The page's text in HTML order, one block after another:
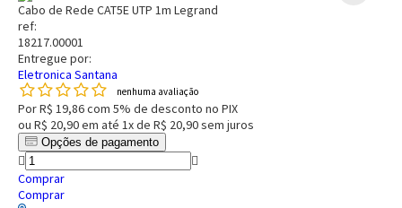
Cabo de Rede CAT5E UTP 1m Legrand
ref:
18217.00001
Entregue por:
Eletronica Santana
nenhuma avaliação
PorR$ 19,86com 5% de desconto no PIX
ou R$ 20,90em até 1x de R$ 20,90sem juros
Opções de pagamento
Comprar
Comprar